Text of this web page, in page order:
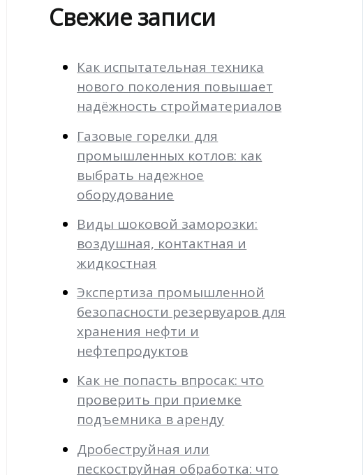
Свежие записи
Как испытательная техника
нового поколения повышает
надёжность стройматериалов
Газовые горелки для
промышленных котлов: как
выбрать надежное
оборудование
Виды шоковой заморозки:
воздушная, контактная и
жидкостная
Экспертиза промышленной
безопасности резервуаров для
хранения нефти и
нефтепродуктов
Как не попасть впросак: что
проверить при приемке
подъемника в аренду
Дробеструйная или
пескоструйная обработка: что